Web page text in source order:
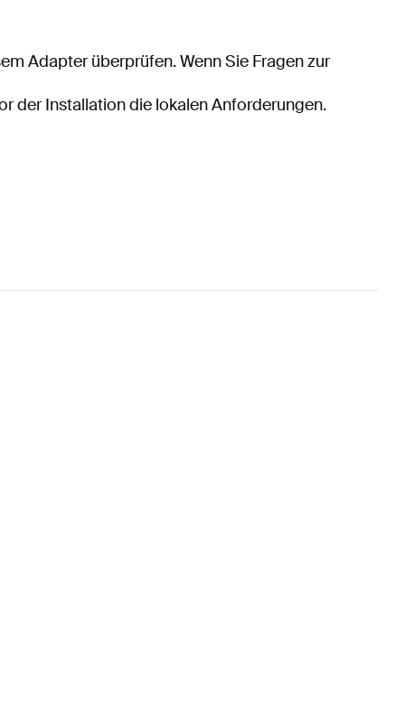
Adapter überprüfen. Wenn Sie Fragen zur
der Installation die lokalen Anforderungen.